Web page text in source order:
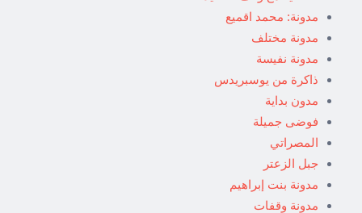
مدونة: محمد اقميع
مدونة مختلف
مدونة نفيسة
ذاكرة من يوسبريدس
مدون بداية
فوضى جميلة
المصراتي
جبل الزعتر
مدونة بنت إبراهيم
مدونة وقفات